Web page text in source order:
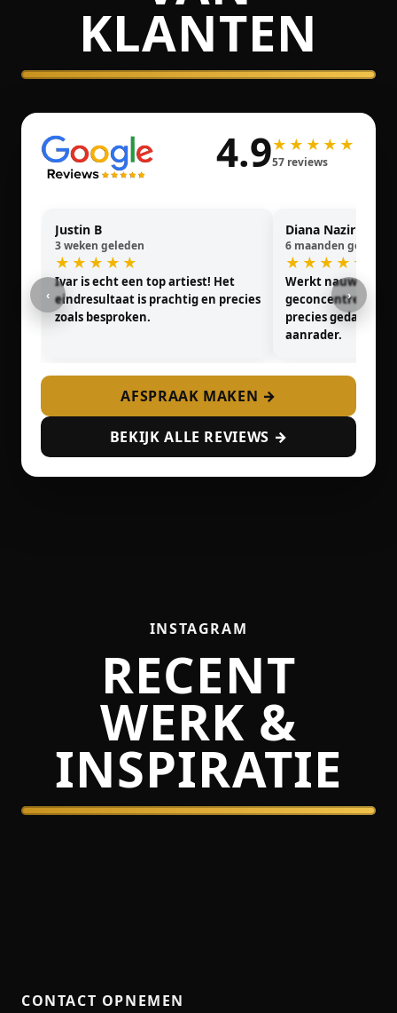
KLANTEN
4.9★★★★★
57 reviews
‹ ›
Justin B
3 weken geleden
★★★★★
Ivar is echt een top artiest! Het
eindresultaat is prachtig en precies
zoals besproken.
Diana Nazir
6 maanden geleden
★★★★★
Werkt nauwkeurig
geconcentreerd.
precies gedaan.
aanrader.
AFSPRAAK MAKEN →
BEKIJK ALLE REVIEWS →
INSTAGRAM
RECENT
WERK &
INSPIRATIE
CONTACT OPNEMEN